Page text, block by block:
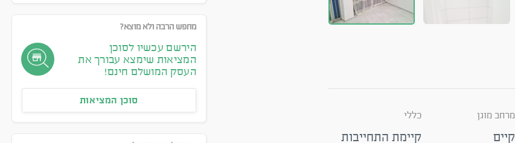
מרחב מוגן
קיים
כללי
קיימת התחייבות
מחפש הרבה ולא מוצא?
הירשם עכשיו לסוכן
המציאות שימצא עבורך את
העסק המושלם חינם!
סוכן המציאות